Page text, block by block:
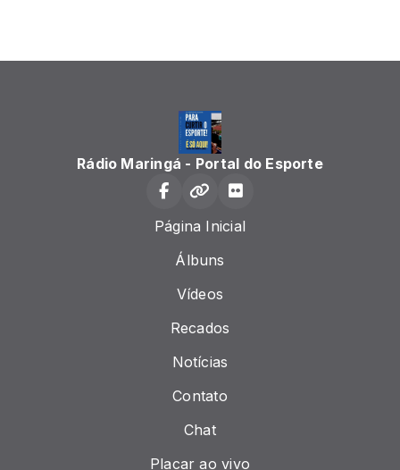
Rádio Maringá - Portal do Esporte
Página Inicial
Álbuns
Vídeos
Recados
Notícias
Contato
Chat
Placar ao vivo